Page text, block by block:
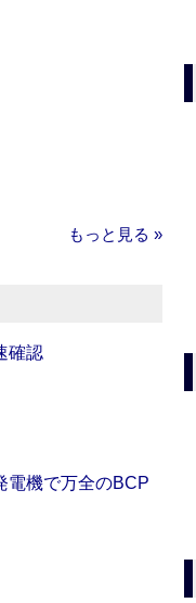
もっと見る »
確認
電機で万全のBCP